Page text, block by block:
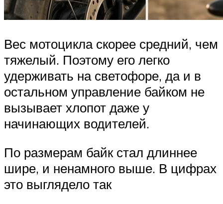
Вес мотоцикла скорее средний, чем
тяжелый. Поэтому его легко
удерживать на светофоре, да и в
остальном управление байком не
вызывает хлопот даже у
начинающих водителей.
По размерам байк стал длиннее
шире, и ненамного выше. В цифрах
это выглядело так